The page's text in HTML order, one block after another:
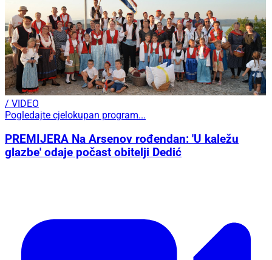
/ VIDEO
Pogledajte cjelokupan program...
PREMIJERA Na Arsenov rođendan: 'U kaležu
glazbe' odaje počast obitelji Dedić